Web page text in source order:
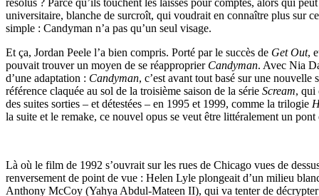
universitaire, blanche de surcroît, qui voudrait en connaître plus sur
simple : Candyman n’a pas qu’un seul visage.
Et ça, Jordan Peele l’a bien compris. Porté par le succès de Get Out,
pouvait trouver un moyen de se réapproprier Candyman. Avec Nia
d’une adaptation : Candyman, c’est avant tout basé sur une
référence claquée au sol de la troisième saison de la série Scream, qui
des suites sorties – et détestées – en 1995 et 1999, comme la trilogie
la suite et le remake, ce nouvel opus se veut être littéralement un pont
Là où le film de 1992 s’ouvrait sur les rues de Chicago vues de
renversement de point de vue : Helen Lyle plongeait d’un milieu
Anthony McCoy (Yahya Abdul-Mateen II), qui va tenter de